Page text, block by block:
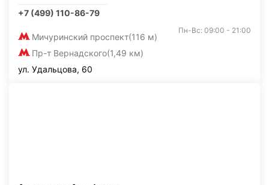
+7 (499) 110-86-79
Мичуринский проспект(116 м)
Пр-т Вернадского(1,49 км)
Пн-Вс: 09:00 - 21:00
ул. Удальцова, 60